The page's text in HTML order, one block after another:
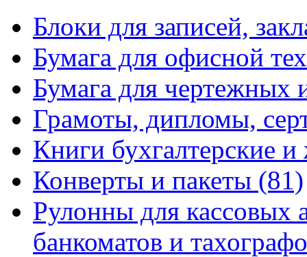
Блоки для записей,
Бумага для офисной
Бумага для чертежных
Грамоты, дипломы,
Книги бухгалтерские
Конверты и пакеты (81)
Рулонны для кассовых
банкоматов и